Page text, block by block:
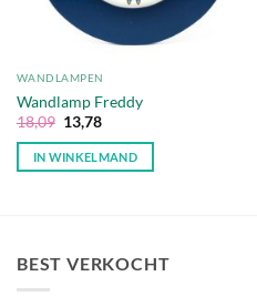
WANDLAMPEN
Wandlamp Freddy
18,09 Oorspronkelijke
prijs
was:
€18,09.
13,78Huidige
is:
€13,78.
IN WINKELMAND
BEST VERKOCHT